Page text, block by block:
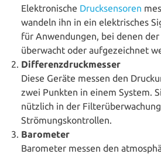
Elek­tro­ni­sche Druck­sen­so­ren
wandeln ihn in ein elek­tri­sches
für Anwen­dun­gen, bei denen
überwacht oder auf­ge­zeich­net
Dif­fe­renz­druck­mes­ser
Diese Geräte messen den
zwei Punkten in einem System.
nützlich in der
Strömungskontrollen.
Barometer
Barometer messen den